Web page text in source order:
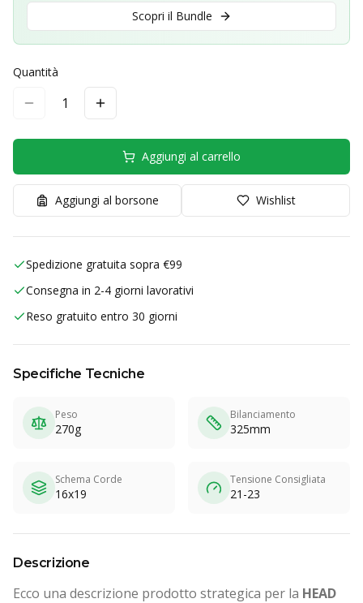
Scopri il Bundle
Quantità
1
Aggiungi al carrello
Aggiungi al borsone Wishlist
Spedizione gratuita sopra €99
Consegna in 2-4 giorni lavorativi
Reso gratuito entro 30 giorni
Specifiche Tecniche
Peso
270g
Bilanciamento
325mm
Schema Corde
16x19
Tensione Consigliata
21-23
Descrizione
Ecco una descrizione prodotto strategica per la HEAD